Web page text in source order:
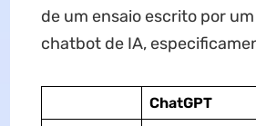
de um ensaio escrito por
chatbot de IA,
ChatGPT